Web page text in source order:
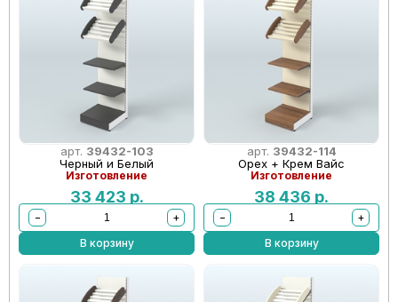
арт. 39432-103
Черный и Белый
Изготовление
33 423 р.
−
+
В корзину
арт. 39432-114
Орех + Крем Вайс
Изготовление
38 436 р.
−
+
В корзину